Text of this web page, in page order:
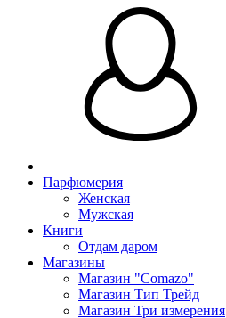
Парфюмерия
Женская
Мужская
Книги
Отдам даром
Магазины
Магазин "Comazo"
Магазин Тип Трейд
Магазин Три измерения